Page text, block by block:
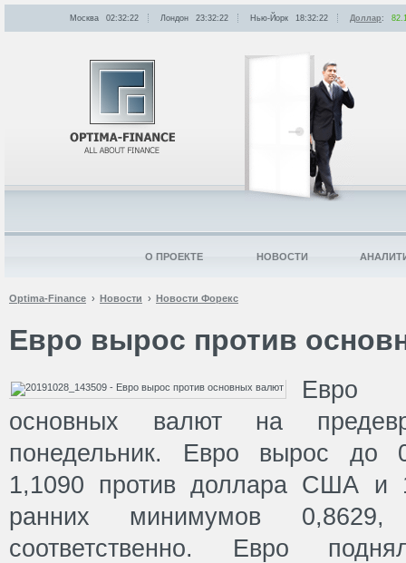
Optima-Finance Новости Новости Форекс
Евро вырос против
Евро
основных валют на
понедельник. Евро вырос до
1,1090 против доллара США и
ранних минимумов
соответственно. Евро
Москва 02:32:22 Лондон 23:32:22 Нью-Йорк 18:32:22 Доллар:
О ПРОЕКТЕ НОВОСТИ